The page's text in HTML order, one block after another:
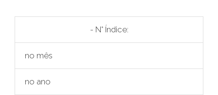
- N° Índice:
no mês
no ano